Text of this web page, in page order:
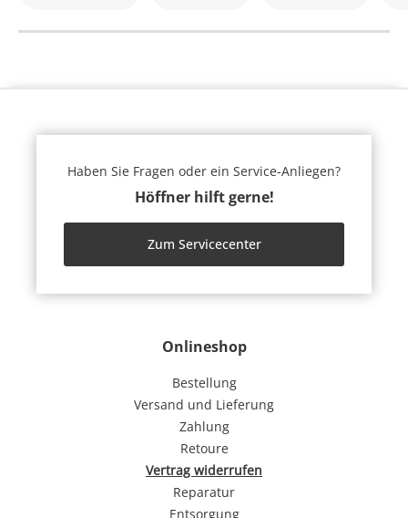
Onlineshop
Bestellung
Versand und Lieferung
Zahlung
Retoure
Vertrag widerrufen
Reparatur
Entsorgung
Haben Sie Fragen oder ein Service-Anliegen?
Höffner hilft gerne!
Zum Servicecenter